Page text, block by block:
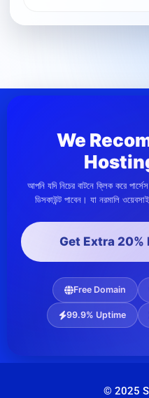
We
আপনি যদি নিচের বাটনে ক্লিক করে
ডিসকাউন্ট পাবেন। যা নরমালি
Get Extra 20%
Free Domain
99.9% Uptime
© 2025